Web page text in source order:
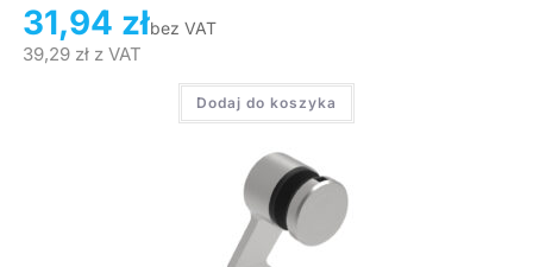
31,94 złbez VAT
39,29 złz VAT
Dodaj do koszyka